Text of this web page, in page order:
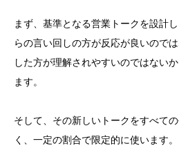
まず、基準となる営業トークを設計
らの言い回しの方が反応が良いので
した方が理解されやすいのではない
ます。
そして、その新しいトークをすべて
く、一定の割合で限定的に使います。